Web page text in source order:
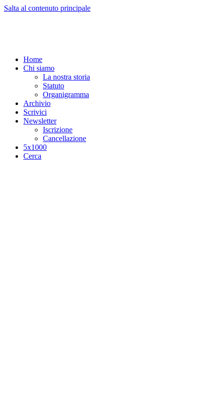
Salta al contenuto principale
Home
Chi siamo
La nostra storia
Statuto
Organigramma
Archivio
Scrivici
Newsletter
Iscrizione
Cancellazione
5x1000
Cerca